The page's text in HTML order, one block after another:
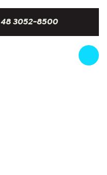
48 3052-8500